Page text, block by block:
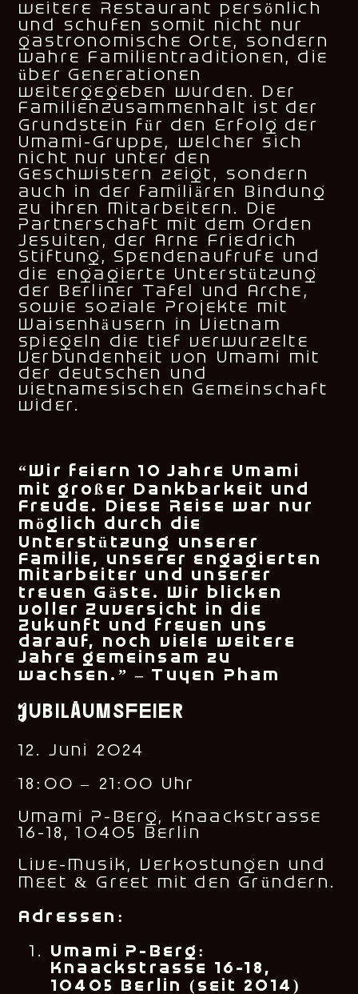
weitere Restaurant persönlich
und schufen somit nicht nur
gastronomische Orte, sondern
wahre Familientraditionen, die
über Generationen
weitergegeben wurden. Der
Familienzusammenhalt ist der
Grundstein für den Erfolg der
Umami-Gruppe, welcher sich
nicht nur unter den
Geschwistern zeigt, sondern
auch in der familiären Bindung
zu ihren Mitarbeitern. Die
Partnerschaft mit dem Orden
Jesuiten, der Arne Friedrich
Stiftung, Spendenaufrufe und
die engagierte Unterstützung
der Berliner Tafel und Arche,
sowie soziale Projekte mit
Waisenhäusern in Vietnam
spiegeln die tief verwurzelte
Verbundenheit von Umami mit
der deutschen und
vietnamesischen Gemeinschaft
wider.
“Wir feiern 10 Jahre Umami
mit großer Dankbarkeit und
Freude. Diese Reise war nur
möglich durch die
Unterstützung unserer
Familie, unserer engagierten
Mitarbeiter und unserer
treuen Gäste. Wir blicken
voller Zuversicht in die
Zukunft und freuen uns
darauf, noch viele weitere
Jahre gemeinsam zu
wachsen.” – Tuyen Pham
Jubiläumsfeier
12. Juni 2024
18:00 – 21:00 Uhr
Umami P-Berg, Knaackstrasse
16-18, 10405 Berlin
Live-Musik, Verkostungen und
Meet & Greet mit den Gründern.
Adressen:
Umami P-Berg:
Knaackstrasse 16-18,
10405 Berlin (seit 2014)